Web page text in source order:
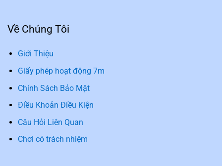
Về Chúng Tôi
Giới Thiệu
Giấy phép hoạt động 7m
Chính Sách Bảo Mật
Điều Khoản Điều Kiện
Câu Hỏi Liên Quan
Chơi có trách nhiệm